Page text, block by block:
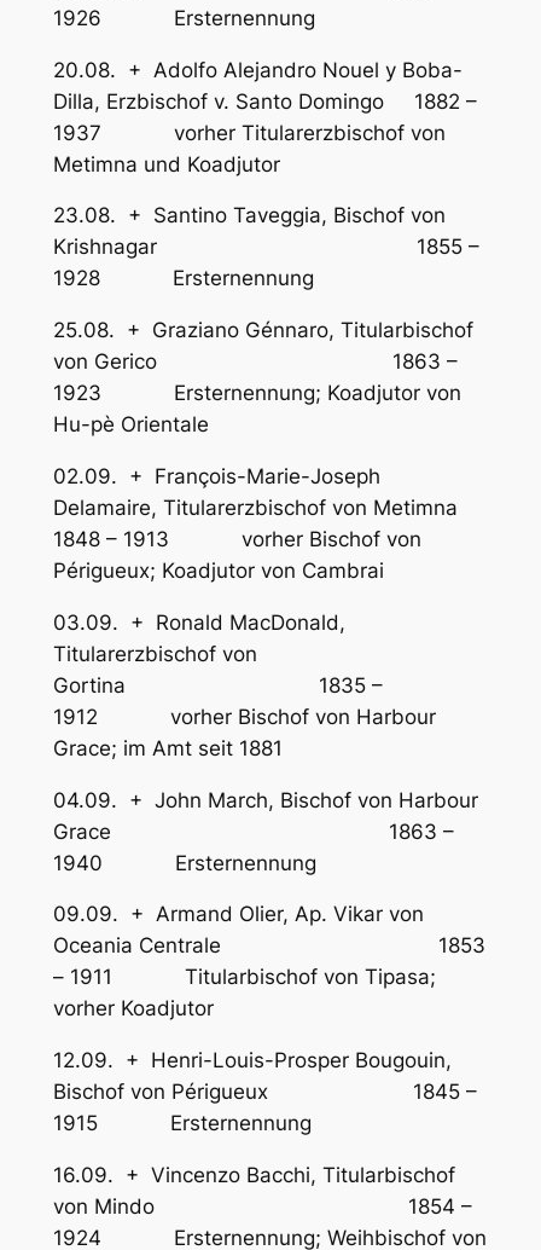
1926 Ersternennung
20.08. + Adolfo Alejandro Nouel y Boba-
Dilla, Erzbischof v. Santo Domingo 1882 –
1937 vorher Titularerzbischof von
Metimna und Koadjutor
23.08. + Santino Taveggia, Bischof von
Krishnagar 1855 –
1928 Ersternennung
25.08. + Graziano Génnaro, Titularbischof
von Gerico 1863 –
1923 Ersternennung; Koadjutor von
Hu-pè Orientale
02.09. + François-Marie-Joseph
Delamaire, Titularerzbischof von Metimna
1848 – 1913 vorher Bischof von
Périgueux; Koadjutor von Cambrai
03.09. + Ronald MacDonald,
Titularerzbischof von
Gortina 1835 –
1912 vorher Bischof von Harbour
Grace; im Amt seit 1881
04.09. + John March, Bischof von Harbour
Grace 1863 –
1940 Ersternennung
09.09. + Armand Olier, Ap. Vikar von
Oceania Centrale 1853
– 1911 Titularbischof von Tipasa;
vorher Koadjutor
12.09. + Henri-Louis-Prosper Bougouin,
Bischof von Périgueux 1845 –
1915 Ersternennung
16.09. + Vincenzo Bacchi, Titularbischof
von Mindo 1854 –
1924 Ersternennung; Weihbischof von